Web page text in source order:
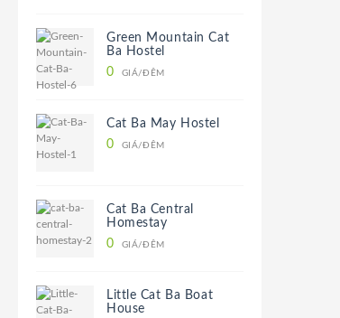
Green Mountain Cat
Ba Hostel
0
GIÁ/ĐÊM
Cat Ba May Hostel
0
GIÁ/ĐÊM
Cat Ba Central
Homestay
0
GIÁ/ĐÊM
Little Cat Ba Boat
House